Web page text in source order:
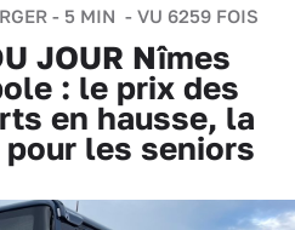
- 5 MIN - VU 6259 FOIS
JOUR Nîmes
: le prix des
en hausse, la
les seniors